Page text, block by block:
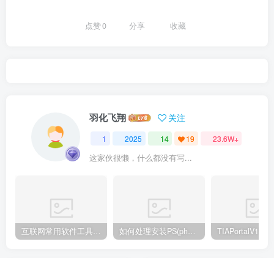
点赞0 分享 收藏
羽化飞翔 关注
1 2025 14 19 23.6W+
这家伙很懒，什么都没有写...
互联网常用软件工具资源汇总贴 如何处理安装PS(photoshop cc2018) 时，提示系统或者IE浏览器需要升级